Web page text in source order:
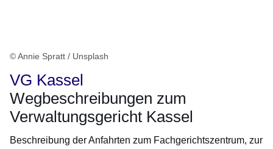
© Annie Spratt / Unsplash
VG Kassel
Wegbeschreibungen zum
Verwaltungsgericht Kassel
Beschreibung der Anfahrten zum Fachgerichtszentrum, zur